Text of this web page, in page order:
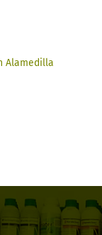
Alamedilla